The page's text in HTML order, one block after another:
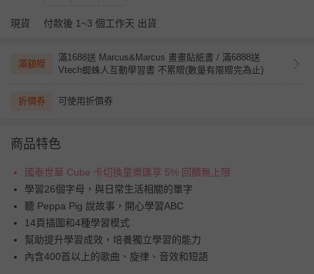
現貨 付款後 1~3 個工作天 出貨
滿額贈
滿1688送 Marcus&Marcus 畫畫貼紙書 / 滿6888送
Vtech蜘蛛人互動學習書 不累贈(數量有限贈完為止)
折價券 可使用折價券
商品特色
國泰世華 Cube 卡切換童樂匯享 5% 回饋無上限
學習26個字母，與日常生活相關的單字
聽 Peppa Pig 說故事，開心學習ABC
14頁插圖和4種學習模式
幫助提升學習成效，培養獨立學習的能力
內含400首以上的歌曲、旋律、音效和短語